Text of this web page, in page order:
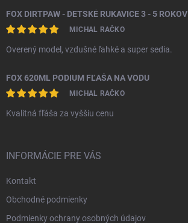
FOX DIRTPAW - DETSKÉ RUKAVICE 3 - 5 ROKOV
MICHAL RAČKO
Overený model, vzdušné ľahké a super sedia.
FOX 620ML PODIUM FĽAŠA NA VODU
MICHAL RAČKO
Kvalitná fľáša za vyššiu cenu
INFORMÁCIE PRE VÁS
Kontakt
Obchodné podmienky
Podmienky ochrany osobných údajov